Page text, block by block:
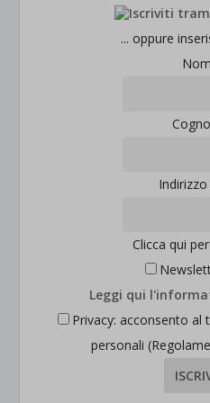
... oppure
Clicca qui
Leggi qui
Privacy: acconsento
personali